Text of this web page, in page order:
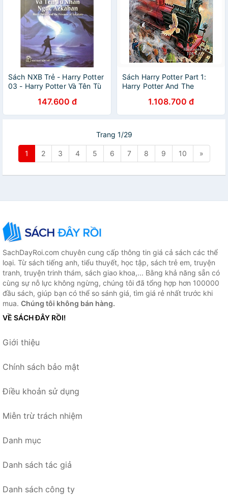
Sách NXB Trẻ - Harry Potter
03 - Harry Potter Và Tên Tù
147.600 đ
Sách Harry Potter Part 1:
Harry Potter And The
(Hardback) Illustrated
Edition (Harry Potter và Hòn
1.108.700 đ
Trang 1/29
1 2 3 4 5 6 7 8 9 10 »
SachDayRoi.com chuyên cung cấp thông tin giá cả sách các thể
loại. Từ sách tiếng anh, tiểu thuyết, học tập, sách trẻ em, truyện
tranh, truyện trinh thám, sách giao khoa,... Bằng khả năng sẵn có
cùng sự nỗ lực không ngừng, chúng tôi đã tổng hợp hơn 100000
đầu sách, giúp bạn có thể so sánh giá, tìm giá rẻ nhất trước khi
mua. Chúng tôi không bán hàng.
VỀ SÁCH ĐÂY RỒI!
Giới thiệu
Chính sách bảo mật
Điều khoản sử dụng
Miễn trừ trách nhiệm
Danh mục
Danh sách tác giả
Danh sách công ty